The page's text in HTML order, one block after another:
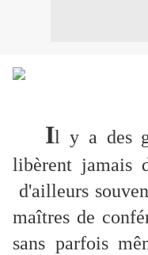
Il y a des
libèrent jamais
d'ailleurs
maîtres de
sans parfois